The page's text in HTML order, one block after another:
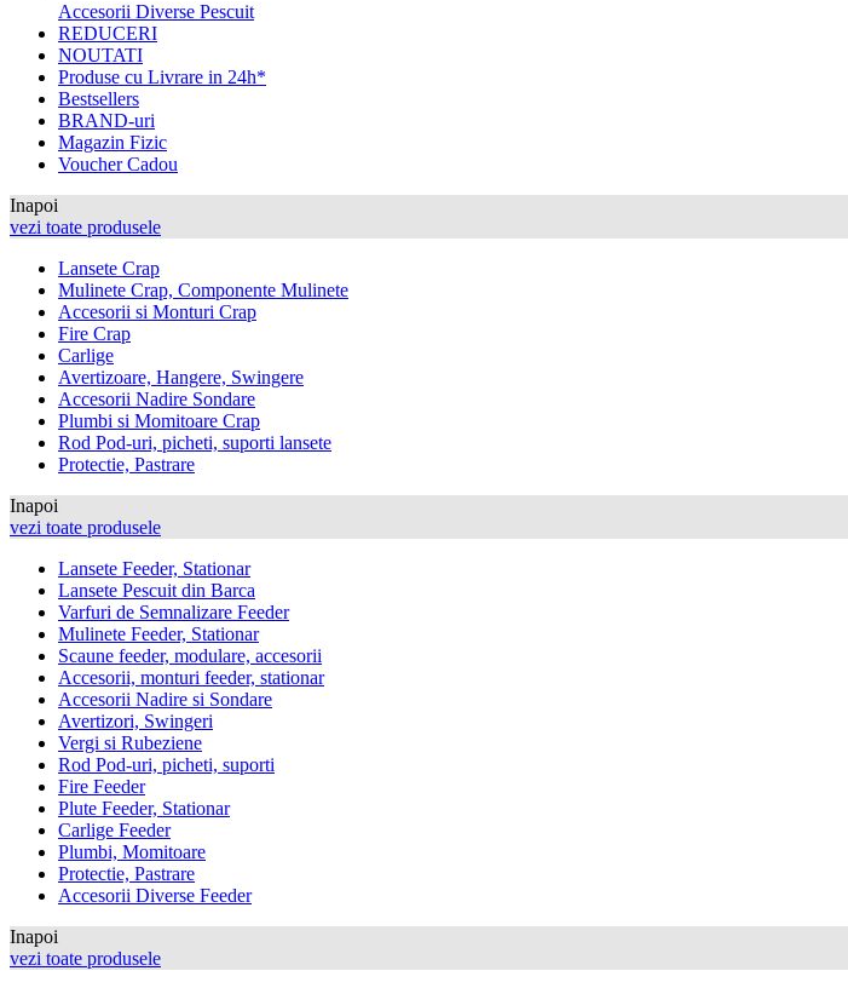
Accesorii Diverse Pescuit
REDUCERI
NOUTATI
Produse cu Livrare in 24h*
Bestsellers
BRAND-uri
Magazin Fizic
Voucher Cadou
Inapoi
vezi toate produsele
Lansete Crap
Mulinete Crap, Componente Mulinete
Accesorii si Monturi Crap
Fire Crap
Carlige
Avertizoare, Hangere, Swingere
Accesorii Nadire Sondare
Plumbi si Momitoare Crap
Rod Pod-uri, picheti, suporti lansete
Protectie, Pastrare
Inapoi
vezi toate produsele
Lansete Feeder, Stationar
Lansete Pescuit din Barca
Varfuri de Semnalizare Feeder
Mulinete Feeder, Stationar
Scaune feeder, modulare, accesorii
Accesorii, monturi feeder, stationar
Accesorii Nadire si Sondare
Avertizori, Swingeri
Vergi si Rubeziene
Rod Pod-uri, picheti, suporti
Fire Feeder
Plute Feeder, Stationar
Carlige Feeder
Plumbi, Momitoare
Protectie, Pastrare
Accesorii Diverse Feeder
Inapoi
vezi toate produsele